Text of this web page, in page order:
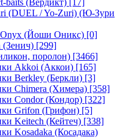
baits (Вердикт) [17]
(DUEL / Yo-Zuri) (Ю-Зури
(Йоши Оникс) [0]
(Зенич) [299]
поролон) [3466]
Akkoi (Аккои) [165]
Berkley (Беркли) [3]
Chimera (Химера) [358]
Condor (Кондор) [322]
Grifon (Грифон) [5]
Keitech (Кейтеч) [338]
Kosadaka (Косадака)